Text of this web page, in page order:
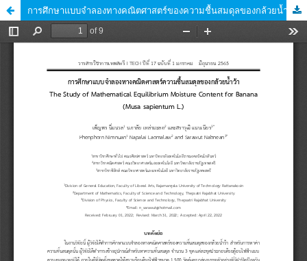
การศึกษาแบบจำลองทางคณิตศาสตร์ของความชื้นสมดุลของกล้วยน้ำว้า